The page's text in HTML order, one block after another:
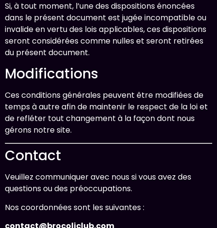
Si, à tout moment, l’une des dispositions énoncées
dans le présent document est jugée incompatible ou
invalide en vertu des lois applicables, ces dispositions
seront considérées comme nulles et seront retirées
du présent document.
Modifications
Ces conditions générales peuvent être modifiées de
temps à autre afin de maintenir le respect de la loi et
de refléter tout changement à la façon dont nous
gérons notre site.
Contact
Veuillez communiquer avec nous si vous avez des
questions ou des préoccupations.
Nos coordonnées sont les suivantes :